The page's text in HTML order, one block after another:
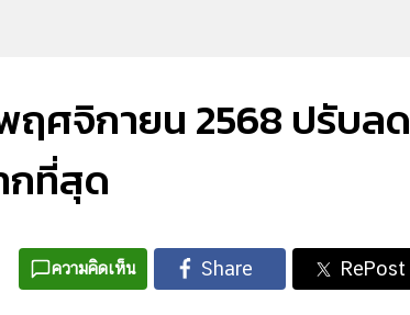
ฤศจิกายน 2568 ปรับลด
กที่สุด
ความคิดเห็น